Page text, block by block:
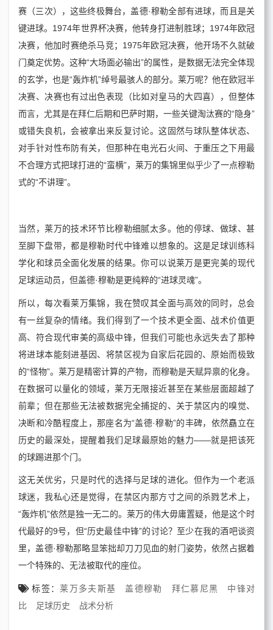
赛（三次），这些终极舞台，盖德·穆勒全部有进球，而且是关
键进球。1974年世界杯决赛，他转身打进制胜球；1974年欧冠
决赛，他加时赛绝杀马竞；1975年欧冠决赛，他开场不久就破
门奠定优势。这种“大场面必输出”的属性，是数据无法完全体现
的玄学，也是“轰炸机”绰号最骇人的部分。莱万呢？他在欧冠半
决赛、决赛也有过出色表现（比如对皇马的大四喜），但整体
而言，尤其是在拜仁后期和巴萨时期，一些关键淘汰赛的“隐身”
或错失良机，会被拿出来反复讨论。这固然与球队整体状态、
对手针对性布防有关，但那种在电光石火间、于重压之下用最
不合理方式把球打进的“蛮横”，莱万的集锦里似乎少了一点穆勒
式的“不讲理”。
当然，莱万的技术环节比穆勒细腻太多。他的停球、做球、甚
至脚下盘带，都是穆勒时代中锋难以想象的。这是足球训练科
学化和球员全面化发展的结果。你可以说莱万是更完美的现代
足球运动员，但盖德·穆勒是更纯粹的“进球灵魂”。
所以，每次看莱万集锦，我在赞叹其全面与高效的同时，总会
有一丝复杂的情绪。我们得到了一个技术更全面、战术价值更
高、符合现代审美的高级中锋，但我们可能也永远失去了那种
将进球本能刻进基因、将禁区视为自家后花园的、原始而极致
的“怪物”。莱万是精密计算的产物，而穆勒是天赋异禀的化身。
在数据可以量化的领域，莱万无限接近甚至在某些层面超越了
前辈；但在那些无法被数据完全捕捉的、关于禁区内的嗅觉、
决断和冷酷程度上，那座名为“盖德·穆勒”的丰碑，依然矗立在
历史的最深处，提醒着我们足球最原始的魅力——就是把该死
的球踢进那个门。
这无关优劣，只是时代的选择与足球的进化。但作为一个老派
球迷，我私心还是觉得，在禁区内那方寸之间的杀戮艺术上，
“轰炸机”依然是独一无二的。莱万的伟大毋庸置疑，他是这个时
代最好的9号，但“历史最佳中锋”的讨论？至少在我的酒吧谈资
里，盖德·穆勒那略显笨拙却刀刀见血的射门姿势，依然占据着
一个特殊的、无法被取代的座位。
标签：莱万多夫斯基 盖德穆勒 拜仁慕尼黑
中锋对
比
足球历史 战术分析